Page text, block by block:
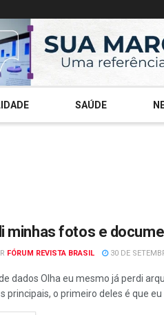
SAÚDE
minhas fotos e
FÓRUM REVISTA BRASIL 30 DE
dados Olha eu mesmo já perdi
principais, o primeiro deles é que eu ...